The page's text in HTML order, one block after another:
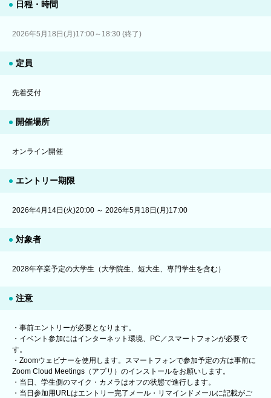
日程・時間
2026年5月18日(月)17:00～18:30 (終了)
定員
先着受付
開催場所
オンライン開催
エントリー期限
2026年4月14日(火)20:00 ～ 2026年5月18日(月)17:00
対象者
2028年卒業予定の大学生（大学院生、短大生、専門学生を含む）
注意
・事前エントリーが必要となります。
・イベント参加にはインターネット環境、PC／スマートフォンが必要で
す。
・Zoomウェビナーを使用します。スマートフォンで参加予定の方は事前に
Zoom Cloud Meetings（アプリ）のインストールをお願いします。
・当日、学生側のマイク・カメラはオフの状態で進行します。
・当日参加用URLはエントリー完了メール・リマインドメールに記載がご